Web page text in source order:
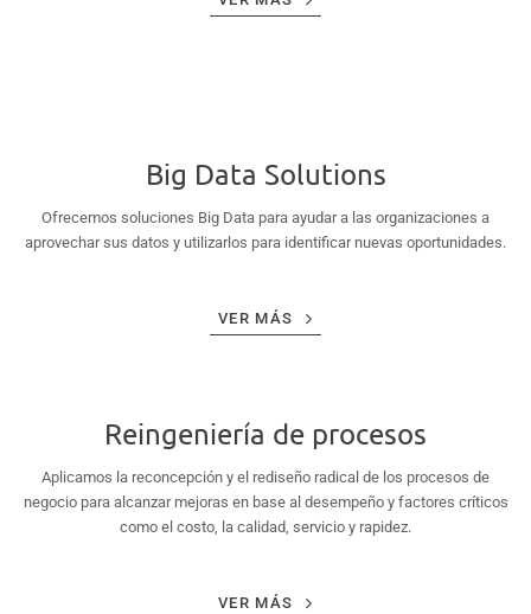
Big Data Solutions
Ofrecemos soluciones Big Data para ayudar a las organizaciones a
aprovechar sus datos y utilizarlos para identificar nuevas oportunidades.
VER MÁS
Reingeniería de procesos
Aplicamos la reconcepción y el rediseño radical de los procesos de
negocio para alcanzar mejoras en base al desempeño y factores críticos
como el costo, la calidad, servicio y rapidez.
VER MÁS